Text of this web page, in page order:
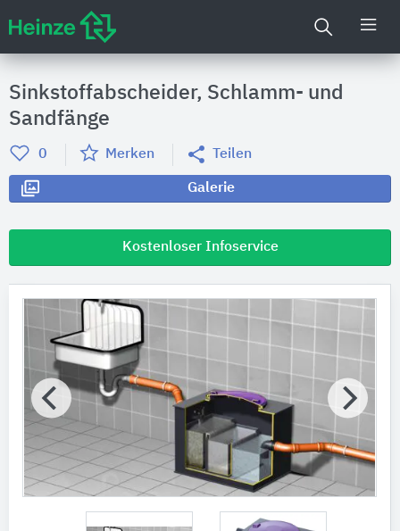
Sinkstoffabscheider, Schlamm- und
Sandfänge
0 Merken Teilen
Galerie
Kostenloser Infoservice